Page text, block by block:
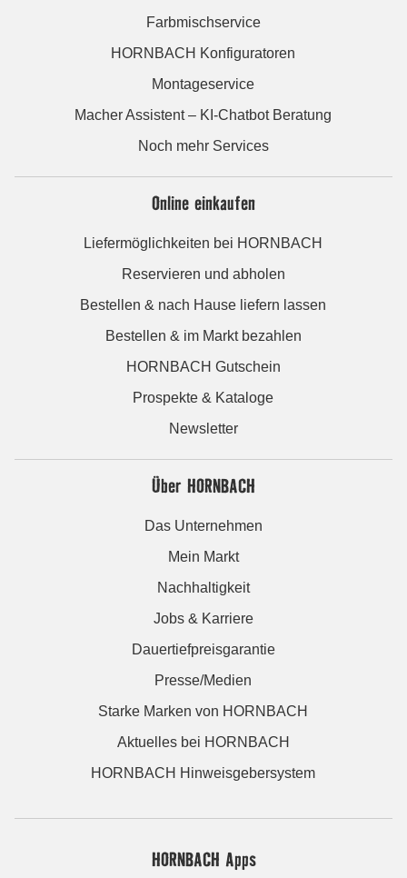
Farbmischservice
HORNBACH Konfiguratoren
Montageservice
Macher Assistent – KI-Chatbot Beratung
Noch mehr Services
Online einkaufen
Liefermöglichkeiten bei HORNBACH
Reservieren und abholen
Bestellen & nach Hause liefern lassen
Bestellen & im Markt bezahlen
HORNBACH Gutschein
Prospekte & Kataloge
Newsletter
Über HORNBACH
Das Unternehmen
Mein Markt
Nachhaltigkeit
Jobs & Karriere
Dauertiefpreisgarantie
Presse/Medien
Starke Marken von HORNBACH
Aktuelles bei HORNBACH
HORNBACH Hinweisgebersystem
HORNBACH Apps